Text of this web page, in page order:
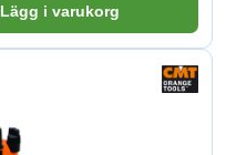
Lägg i varukorg